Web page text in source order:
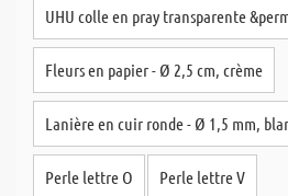
UHU colle en pray transparente
Fleurs en papier - Ø 2,5 cm, crème
Lanière en cuir ronde - Ø 1,5 mm,
Perle lettre O Perle lettre V